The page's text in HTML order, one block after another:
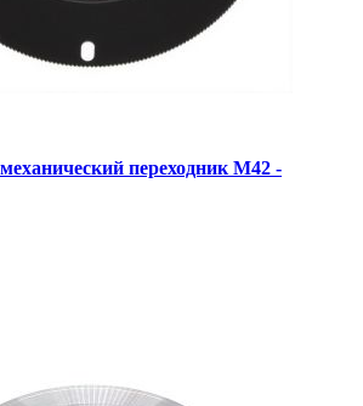
переходник M42 -